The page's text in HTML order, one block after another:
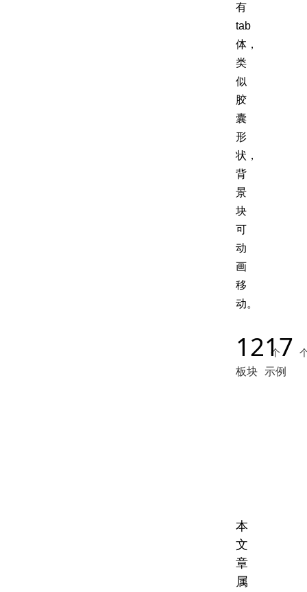
有
tab
体，
类
似
胶
囊
形
状，
背
景
块
可
动
画
移
动。
12 个
板块
17
示例
本
文
章
属